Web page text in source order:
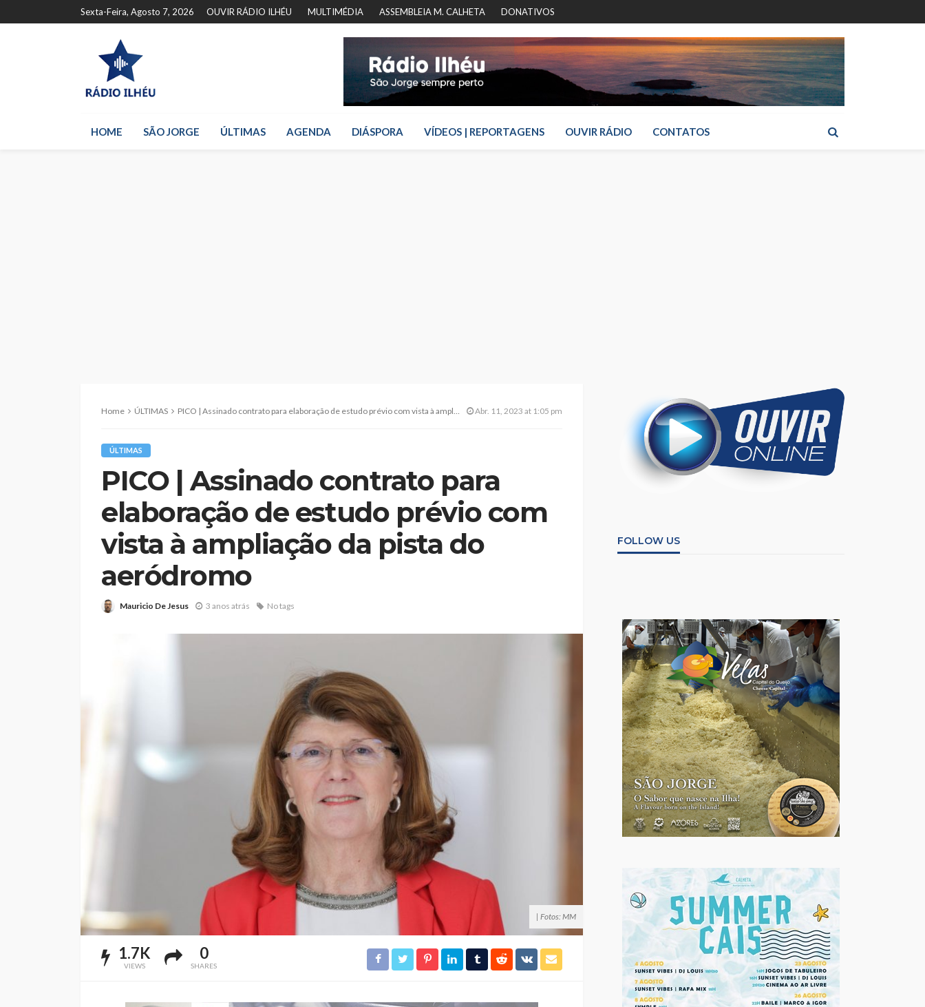
Sexta-Feira, Agosto 7, 2026 OUVIR RÁDIO ILHÉU MULTIMÉDIA ASSEMBLEIA M. CALHETA DONATIVOS
HOME SÃO JORGE ÚLTIMAS AGENDA DIÁSPORA VÍDEOS | REPORTAGENS OUVIR RÁDIO CONTATOS
Home ÚLTIMAS PICO | Assinado contrato para elaboração de estudo prévio com vista à ampliação da pista do aeródromo Abr. 11, 2023 at 1:05 pm
ÚLTIMAS
PICO | Assinado contrato para
elaboração de estudo prévio com
vista à ampliação da pista do
aeródromo
Mauricio De Jesus 3 anos atrás No tags
| Fotos: MM
1.7K
VIEWS
0
SHARES
FOLLOW US